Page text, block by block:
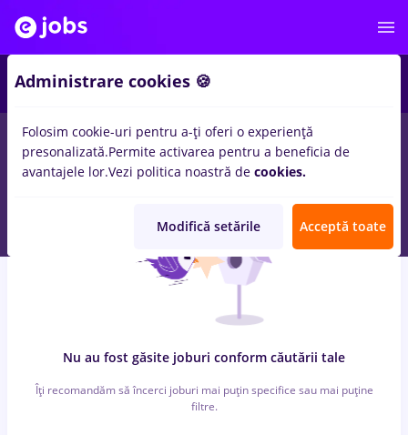
locuri de muncacu salarii vopsitor, Part timein
Constructii / Instalatii, Medicina / Sanatate
Nu au fost găsite joburi conform căutării tale
Îți recomandăm să încerci joburi mai puțin specifice sau mai puține
filtre.
Administrare cookies 🍪
Folosim cookie-uri pentru a-ți oferi o experiență
presonalizată.Permite activarea pentru a beneficia de
avantajele lor.Vezi politica noastră de cookies.
Modifică setările Acceptă toate